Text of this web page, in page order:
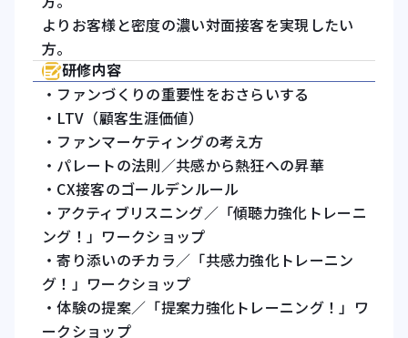
よりお客様と密度の濃い対面接客を実現したい
方。
研修内容
・ファンづくりの重要性をおさらいする
・LTV（顧客生涯価値）
・ファンマーケティングの考え方
・パレートの法則／共感から熱狂への昇華
・CX接客のゴールデンルール
・アクティブリスニング／「傾聴力強化トレーニ
ング！」ワークショップ
・寄り添いのチカラ／「共感力強化トレーニン
グ！」ワークショップ
・体験の提案／「提案力強化トレーニング！」ワ
ークショップ